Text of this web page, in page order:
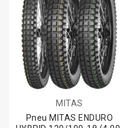
MITAS
Pneu MITAS ENDURO